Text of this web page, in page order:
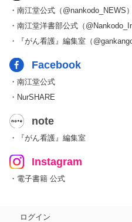
・南江堂公式（@nankodo_NEWS）
・南江堂洋書部公式（
・『がん看護』編集室（@gankango
Facebook
・南江堂公式
・NurSHARE
note
・『がん看護』編集室
Instagram
・電子書籍 公式
ログイン